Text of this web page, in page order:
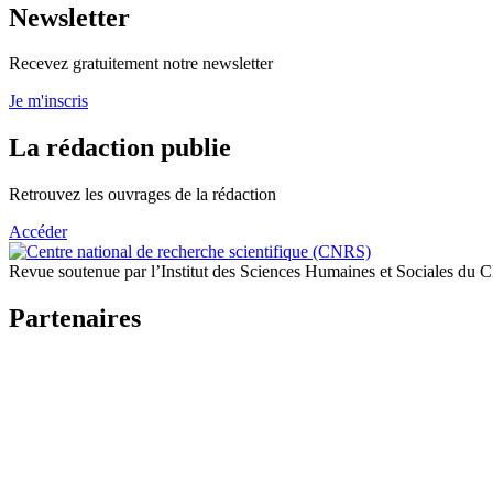
Newsletter
Recevez gratuitement notre newsletter
Je m'inscris
La rédaction publie
Retrouvez les ouvrages de la rédaction
Accéder
Revue soutenue par l’Institut des Sciences Humaines et Sociales du
Partenaires